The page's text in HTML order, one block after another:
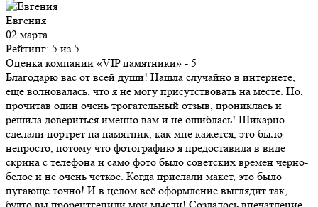
Евгения
02 марта
Рейтинг: 5 из 5
Оценка компании «VIP памятники» - 5
Благодарю вас от всей души! Нашла случайно в интернете,
ещё волновалась, что я не могу присутствовать на месте. Но,
прочитав один очень трогательный отзыв, прониклась и
решила довериться именно вам и не ошиблась! Шикарно
сделали портрет на памятник, как мне кажется, это было
непросто, потому что фотографию я предоставила в виде
скрина с телефона и само фото было советских времён черно-
белое и не очень чёткое. Когда прислали макет, это было
пугающе точно! И в целом всё оформление выглядит так,